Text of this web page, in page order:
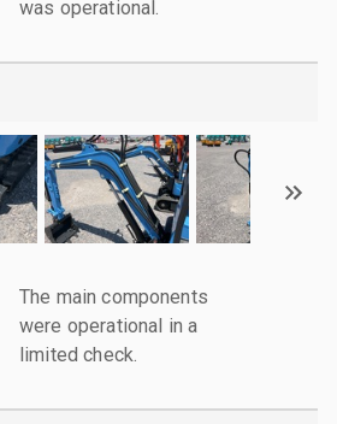
was operational.
The main components
were operational in a
limited check.